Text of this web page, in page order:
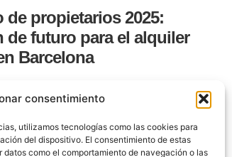
consentimiento
utilizamos tecnologías como las cookies para
del dispositivo. El consentimiento de estas
como el comportamiento de navegación o las
de propietarios 2025:
de futuro para el alquiler
Barcelona
relato que recordó a todos los
las historias importan. Nuestro
Vallejo, inició la jornada